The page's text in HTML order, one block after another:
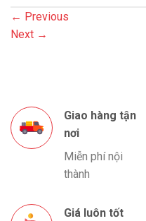
← Previous
Next →
Giao hàng tận
nơi
Miễn phí nội
thành
Giá luôn tốt